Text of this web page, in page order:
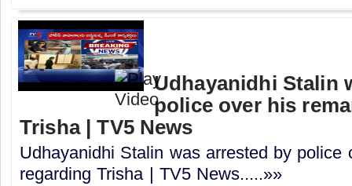
Udhayanidhi Stalin
police over his
Trisha | TV5 News
Udhayanidhi Stalin was arrested by police
regarding Trisha | TV5 News.....»»